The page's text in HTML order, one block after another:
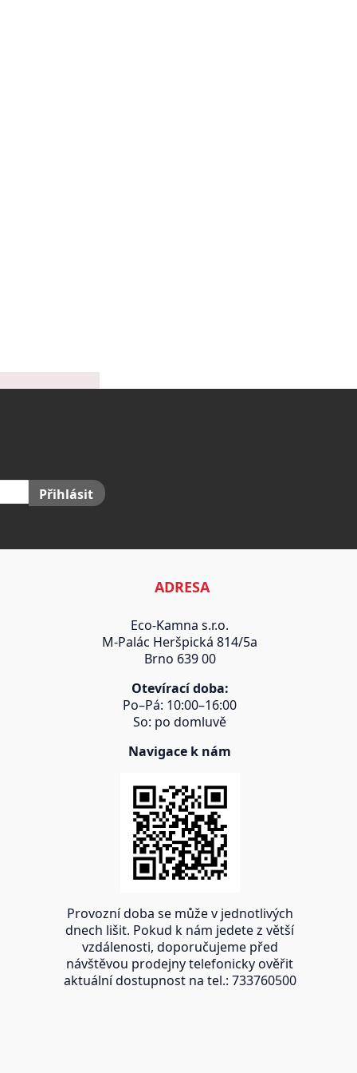
Přihlásit
ADRESA
Eco-Kamna s.r.o.
M-Palác Heršpická 814/5a
Brno 639 00
Otevírací doba:
Po–Pá: 10:00–16:00
So: po domluvě
Navigace k nám
Provozní doba se může v jednotlivých
dnech lišit. Pokud k nám jedete z větší
vzdálenosti, doporučujeme před
návštěvou prodejny telefonicky ověřit
aktuální dostupnost na tel.: 733760500